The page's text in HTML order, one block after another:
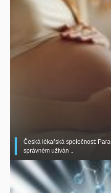
Česká lékařská společnost:
správném užíván ..